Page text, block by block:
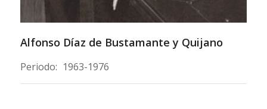
Alfonso Díaz de Bustamante y Quijano
Periodo: 1963-1976